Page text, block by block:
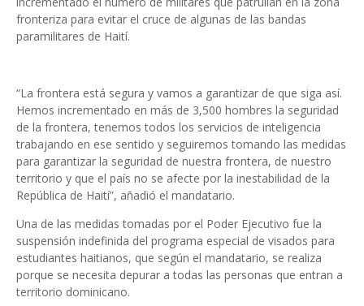
fronteriza para evitar el cruce de algunas de las bandas
paramilitares de Haití.
“La frontera está segura y vamos a garantizar de que siga así.
Hemos incrementado en más de 3,500 hombres la seguridad
de la frontera, tenemos todos los servicios de inteligencia
trabajando en ese sentido y seguiremos tomando las medidas
para garantizar la seguridad de nuestra frontera, de nuestro
territorio y que el país no se afecte por la inestabilidad de la
República de Haití”, añadió el mandatario.
Una de las medidas tomadas por el Poder Ejecutivo fue la
suspensión indefinida del programa especial de visados para
estudiantes haitianos, que según el mandatario, se realiza
porque se necesita depurar a todas las personas que entran a
territorio dominicano.